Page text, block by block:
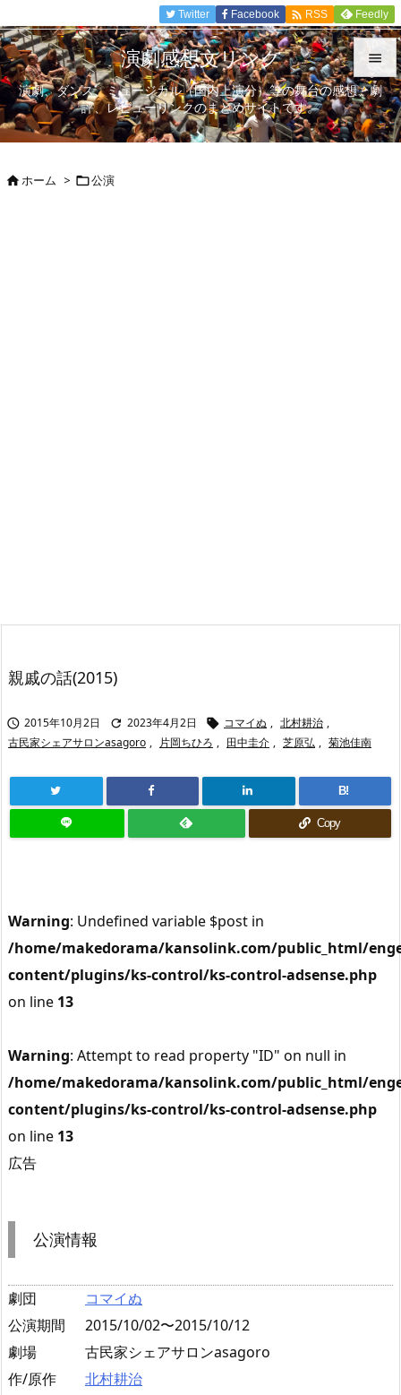


メニュ

Twitter Facebook  RSS Feedly
演劇感想文リンク
演劇、ダンス、ミュージカル（国内上演分）等の舞台の感想、劇
評、レビューリンクのまとめサイトです。
ホーム > 公演
親戚の話(2015)
 2015年10月2日  2023年4月2日  コマイぬ , 北村耕治 ,
古民家シェアサロンasagoro , 片岡ちひろ , 田中圭介 , 芝原弘 , 菊池佳南
B!
Copy
Warning: Undefined variable $post in
/home/makedorama/kansolink.com/public_html/
content/plugins/ks-control/ks-control-adsense.php
on line 13
Warning: Attempt to read property "ID" on null in
/home/makedorama/kansolink.com/public_html/
content/plugins/ks-control/ks-control-adsense.php
on line 13
広告
公演情報
劇団
コマイぬ
公演期間
2015/10/02〜2015/10/12
劇場
古民家シェアサロンasagoro
作/原作
北村耕治